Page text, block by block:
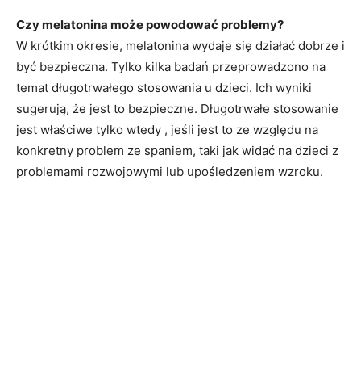
Czymelatonina może powodować problemy?
W krótkim okresie, melatonina wydaje się działać dobrze i
być bezpieczna. Tylko kilka badań przeprowadzono na
temat długotrwałego stosowania u dzieci. Ich wyniki
sugerują, że jest to bezpieczne. Długotrwałe stosowanie
jest właściwe tylko wtedy , jeśli jest to ze względu na
konkretny problem ze spaniem, taki jak widać na dzieci z
problemami rozwojowymi lub upośledzeniem wzroku.